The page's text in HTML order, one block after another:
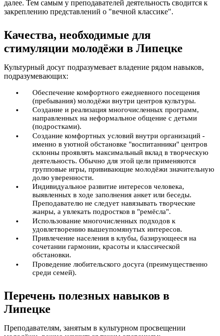
далее. Тем самым у преподавателей деятельность сводится к
закреплению представлений о "вечной классике".
Качества, необходимые для
стимуляции молодёжи в Липецке
Культурный досуг подразумевает владение рядом навыков,
подразумевающих:
Обеспечение комфортного ежедневного посещения
(пребывания) молодёжи внутри центров культуры.
Создание и реализация многочисленных программ,
направленных на неформальное общение с детьми
(подростками).
Создание комфортных условий внутри организаций -
именно в уютной обстановке "воспитанники" центров
склонны проявлять максимальный вклад в творческую
деятельность. Обычно для этой цели применяются
групповые игры, прививающие молодёжи значительную
долю уверенности.
Индивидуальное развитие интересов человека,
выявленных в ходе заполнения анкет или беседы.
Преподавателю не следует навязывать творческие
жанры, а увлекать подростков в "ремёсла".
Использование многочисленных подходов к
удовлетворению вышеупомянутых интересов.
Привлечение населения в клубы, базирующееся на
сочетании гармонии, красоты и классической
обстановки.
Проведение любительского досуга (преимущественно
среди семей).
Перечень полезных навыков в
Липецке
Преподавателям, занятым в культурном просвещении